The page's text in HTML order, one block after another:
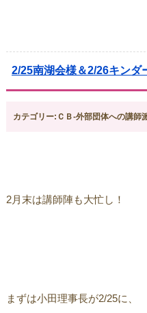
2/25南湖会様＆2/26キン
カテゴリー:ＣＢ-外部団体への講師
2月末は講師陣も大忙し！
まずは小田理事長が2/25に、